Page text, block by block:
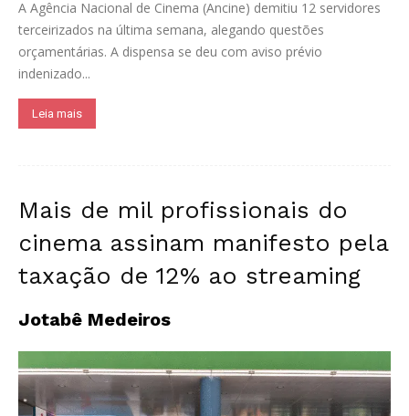
A Agência Nacional de Cinema (Ancine) demitiu 12 servidores
terceirizados na última semana, alegando questões
orçamentárias. A dispensa se deu com aviso prévio
indenizado...
Leia mais
Mais de mil profissionais do
cinema assinam manifesto pela
taxação de 12% ao streaming
Jotabê Medeiros